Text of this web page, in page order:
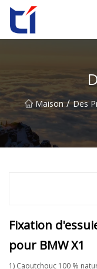
Maison / Des
Fixation
pour BMW X1
1) Caoutchouc 100 %